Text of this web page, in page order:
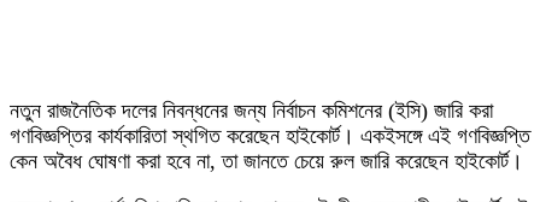
নতুন রাজনৈতিক দলের নিবন্ধনের জন্য নির্বাচন কমিশনের (ইসি) জারি করা
গণবিজ্ঞপ্তির কার্যকারিতা স্থগিত করেছেন হাইকোর্ট। একইসঙ্গে এই গণবিজ্ঞপ্তি
কেন অবৈধ ঘোষণা করা হবে না, তা জানতে চেয়ে রুল জারি করেছেন হাইকোর্ট।